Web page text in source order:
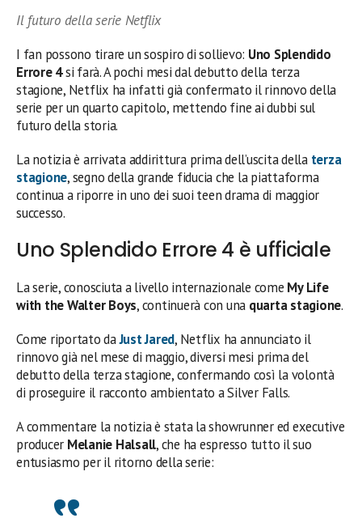
Il futuro della serie Netflix
I fan possono tirare un sospiro di sollievo: Uno Splendido
Errore 4si farà. A pochi mesi dal debutto della terza
stagione, Netflix ha infatti già confermato il rinnovo della
serie per un quarto capitolo, mettendo fine ai dubbi sul
futuro della storia.
La notizia è arrivata addirittura prima dell’uscita della terza
stagione, segno della grande fiducia che la piattaforma
continua a riporre in uno dei suoi teen drama di maggior
successo.
Uno Splendido Errore 4 è ufficiale
La serie, conosciuta a livello internazionale come My Life
with the Walter Boys, continuerà con una quarta stagione.
Come riportato daJust Jared, Netflix ha annunciato il
rinnovo già nel mese di maggio, diversi mesi prima del
debutto della terza stagione, confermando così la volontà
di proseguire il racconto ambientato a Silver Falls.
A commentare la notizia è stata la showrunner ed executive
producer Melanie Halsall, che ha espresso tutto il suo
entusiasmo per il ritorno della serie: